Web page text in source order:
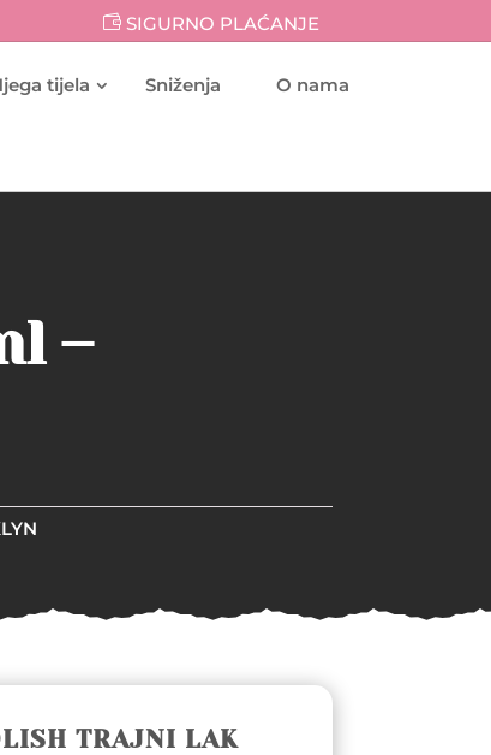
SIGURNO PLAĆANJE
tijela Sniženja O nama
–
TRAJNI LAK